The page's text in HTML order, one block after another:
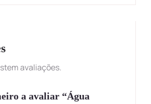
avaliações.
a avaliar “Água